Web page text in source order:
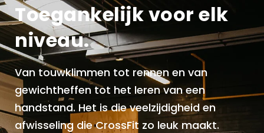
Toegankelijk voor elk
niveau.
Van touwklimmen tot rennen en van
gewichtheffen tot het leren van een
handstand. Het is die veelzijdigheid en
afwisseling die CrossFit zo leuk maakt.